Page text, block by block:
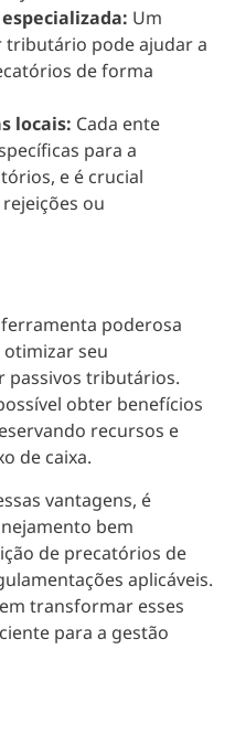
Um
pode ajudar a
de forma
locais: Cada ente
para a
e é crucial
ou
poderosa
seu
passivos tributários.
obter benefícios
recursos e
de caixa.
vantagens, é
bem
de precatórios de
aplicáveis.
transformar esses
para a gestão